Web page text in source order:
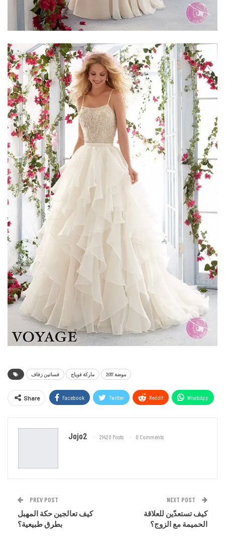
فساتين زفاف ماركة فوياج موضة 2017
Share Facebook Twitter ReddIt WhatsApp
Jojo2 21420 Posts 0 Comments
PREV POST
كيف تعالجين حكة المهبل
بطرق طبيعية؟
NEXT POST
كيف تستعدّين للعلاقة
الحميمة مع الزوج؟